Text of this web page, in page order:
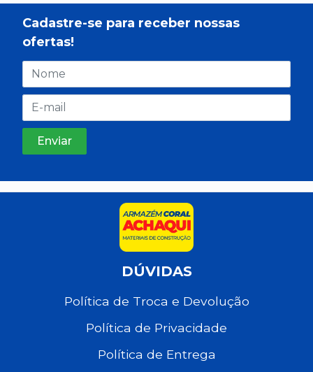
Cadastre-se para receber nossas
ofertas!
DÚVIDAS
Política de Troca e Devolução
Política de Privacidade
Política de Entrega